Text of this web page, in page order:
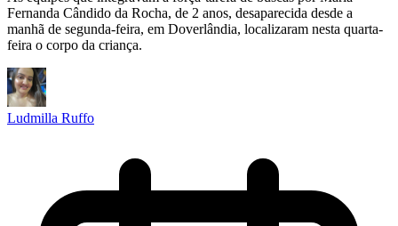
Fernanda Cândido da Rocha, de 2 anos, desaparecida desde a
manhã de segunda-feira, em Doverlândia, localizaram nesta quarta-
feira o corpo da criança.
Ludmilla Ruffo